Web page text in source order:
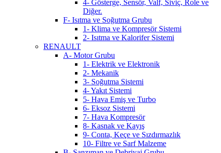
4- Gösterge, Sensör, Valf, Siviç, Role ve
Diğer.
F- Isıtma ve Soğutma Grubu
1- Klima ve Kompresör Sistemi
2- Isıtma ve Kalorifer Sistemi
RENAULT
A- Motor Grubu
1- Elektrik ve Elektronik
2- Mekanik
3- Soğutma Sistemi
4- Yakıt Sistemi
5- Hava Emiş ve Turbo
6- Eksoz Sistemi
7- Hava Kompresör
8- Kasnak ve Kayış
9- Conta, Keçe ve Sızdırmazlık
10- Filtre ve Sarf Malzeme